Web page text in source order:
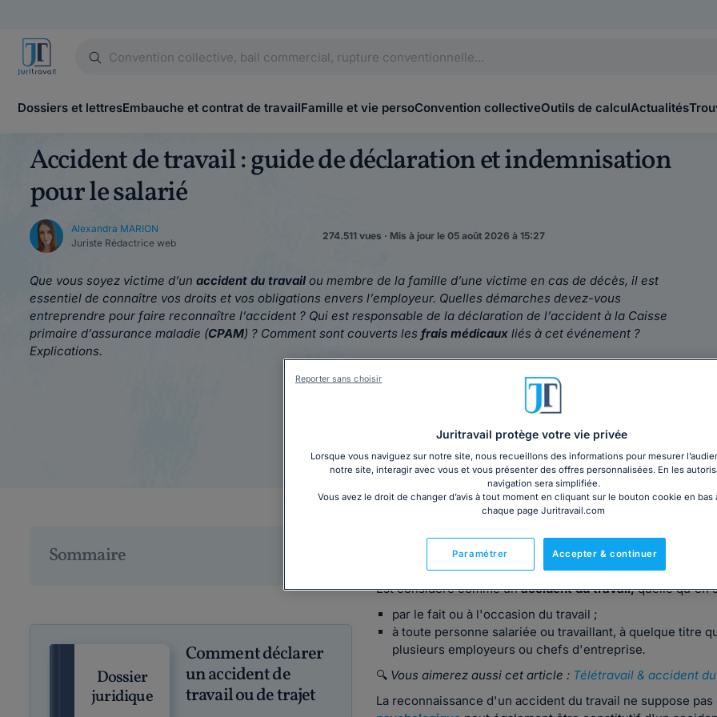
Dossiers et lettresEmbauche et contrat de travailFamille et vie persoConvention collectiveOutils de calculActualités
Accident de travail : guide de déclaration et indemnisation
pour le salarié
Alexandra MARION
Juriste Rédactrice web
274.511 vues · Mis à jour le 05 août 2026 à 15:27
Que vous soyez victime d’un accident du travail ou membre de la famille d’une victime en cas de décès, il est
essentiel de connaître vos droits et vos obligations envers l’employeur. Quelles démarches devez-vous
entreprendre pour faire reconnaître l’accident ? Qui est responsable de la déclaration de l’accident à la Caisse
primaire d’assurance maladie (CPAM) ? Comment sont couverts les frais médicaux liés à cet événement ?
Explications.
Notre dossier dédié à l'accident de travail ou de trajet
Sommaire
Dossier
juridique
Comment déclarer
un accident de
travail ou de trajet
Qu'est-ce qu'un accident de travail ?
Est considéré comme unaccident du travail,quelle qu'en
par le fait ou à l'occasion du travail ;
à toute personne salariée ou travaillant, à quelque titre
plusieurs employeurs ou chefs d'entreprise.
🔍 Vous aimerez aussi cet article : Télétravail & accident
La reconnaissance d'un accident du travail ne suppose
Juritravail protège votre vie privée
Lorsque vous naviguez sur notre site, nous recueillons des informations pour mesurer
notre site, interagir avec vous et vous présenter des offres personnalisées. En les
navigation sera simplifiée.
Vous avez le droit de changer d’avis à tout moment en cliquant sur le bouton cookie en bas
chaque page Juritravail.com
Accepter & continuer
Paramétrer
Reporter sans choisir